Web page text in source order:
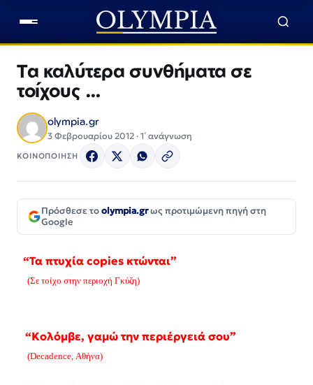
Τα καλύτερα συνθήματα σε
τοίχους …
olympia.gr
3 Φεβρουαρίου 2012 · 1΄ ανάγνωση
ΚΟΙΝΟΠΟΙΗΣΗ
Πρόσθεσε τοolympia.grως προτιμώμενη πηγή στη
Google
“Τα πτυχία copies κτώνται”
(Σε τοίχο στην περιοχή Γκύζη)
“Κολόμβε, γαμώ την περιέργειά σου”
(Decadence, Αθήνα)